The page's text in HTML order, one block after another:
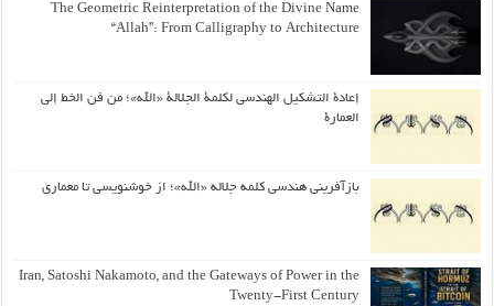
The Geometric Reinterpretation of the Divine Name
“Allah”: From Calligraphy to Architecture
إعادة التشكيل الهندسي لكلمة الجلالة «الله»؛ من فن الخط إلى
العمارة
بازآفرینی هندسی کلمه جلاله «الله»؛ از خوشنویسی تا معماری
Iran, Satoshi Nakamoto, and the Gateways of Power in the
Twenty-First Century